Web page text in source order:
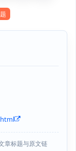
章标题与原文链